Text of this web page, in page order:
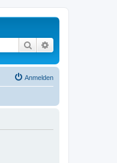
Suche
Anmelden